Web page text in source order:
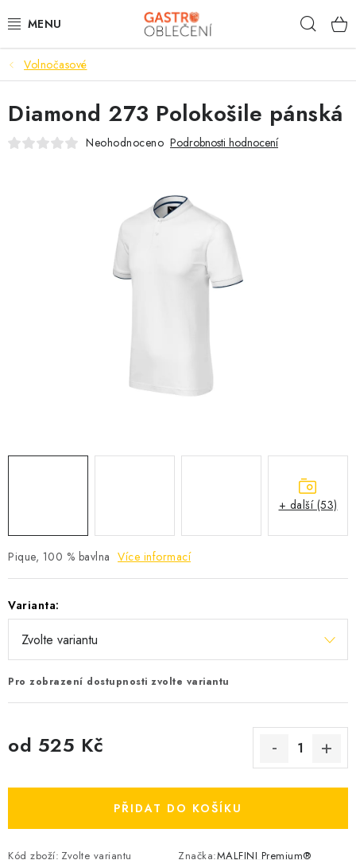
na
PRACOVNÍ OBLEČENÍ
VOLNOČASOVÉ
KUCHYNĚ
Volnočasové
Pique, 100 % bavlna Více informací
Varianta:
Pro zobrazení dostupnosti zvolte variantu
od 525 Kč
PŘIDAT DO KOŠÍKU
Kód zboží: Zvolte variantu Značka:MALFINI Premium®
Diamond 273 Polokošile pánská
Neohodnoceno Podrobnosti hodnocení
+ další (53)